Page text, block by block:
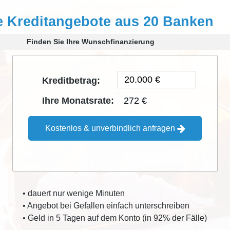
Kreditangebote aus 20 Banken
Finden Sie Ihre Wunschfinanzierung
Kreditbetrag:
Ihre Monatsrate:
272 €
Kostenlos & unverbindlich anfragen
• dauert nur wenige Minuten
• Angebot bei Gefallen einfach unterschreiben
• Geld in 5 Tagen auf dem Konto (in 92% der Fälle)